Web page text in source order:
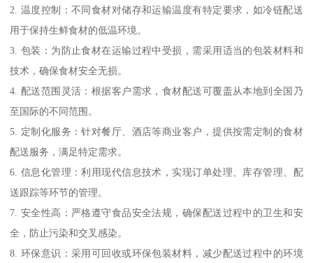
2. 温度控制：不同食材对储存和运输温度有特定要求，如冷链配送
用于保持生鲜食材的低温环境。
3. 包装：为防止食材在运输过程中受损，需采用适当的包装材料和
技术，确保食材安全无损。
4. 配送范围灵活：根据客户需求，食材配送可覆盖从本地到全国乃
至国际的不同范围。
5. 定制化服务：针对餐厅、酒店等商业客户，提供按需定制的食材
配送服务，满足特定需求。
6. 信息化管理：利用现代信息技术，实现订单处理、库存管理、配
送跟踪等环节的管理。
7. 安全性高：严格遵守食品安全法规，确保配送过程中的卫生和安
全，防止污染和交叉感染。
8. 环保意识：采用可回收或环保包装材料，减少配送过程中的环境